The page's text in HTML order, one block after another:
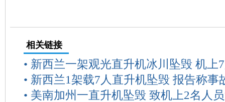
相关链接
• 新西兰一架观光直升机冰川坠毁 机上
• 新西兰1架载7人直升机坠毁 报告称事
• 美南加州一直升机坠毁 致机上2名人